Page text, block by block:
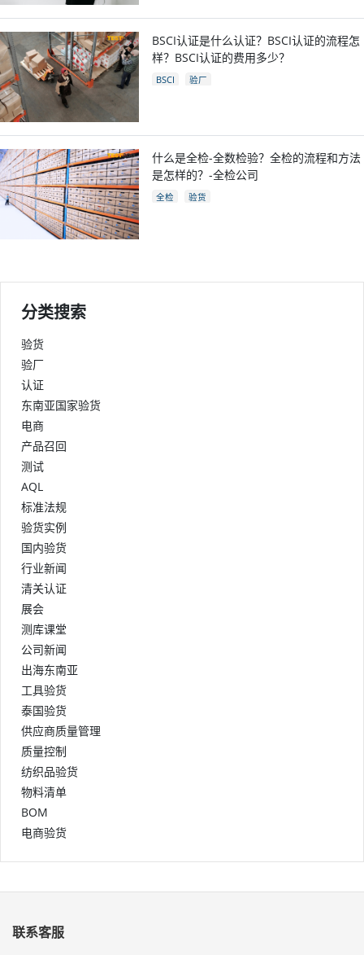
BSCI认证是什么认证？BSCI认证的流程怎
样？BSCI认证的费用多少？
BSCI 验厂
什么是全检-全数检验？全检的流程和方法
是怎样的？-全检公司
全检 验货
分类搜索
验货
验厂
认证
东南亚国家验货
电商
产品召回
测试
AQL
标准法规
验货实例
国内验货
行业新闻
清关认证
展会
测库课堂
公司新闻
出海东南亚
工具验货
泰国验货
供应商质量管理
质量控制
纺织品验货
物料清单
BOM
电商验货
联系客服